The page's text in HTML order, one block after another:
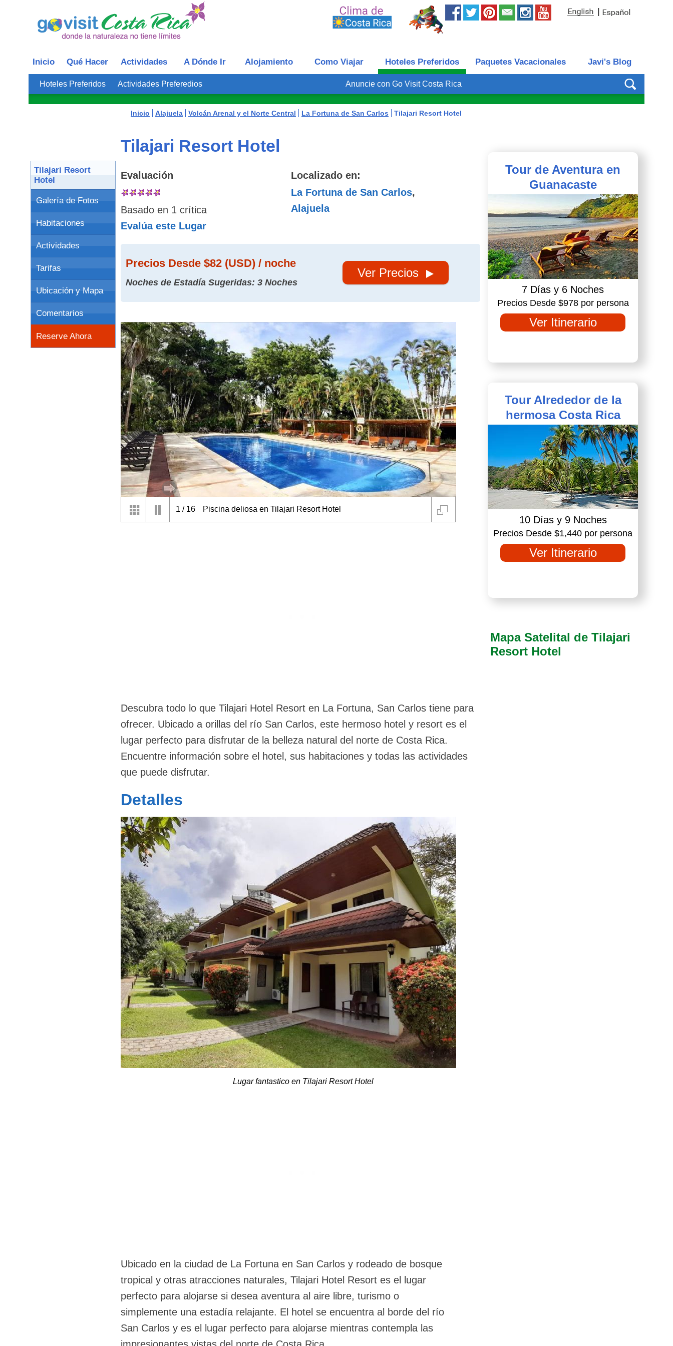
Inicio Qué Hacer Actividades A Dónde Ir Alojamiento Como Viajar Hoteles Preferidos Paquetes Vacacionales Javi's Blog
Hoteles Preferidos Actividades Preferedios Anuncie con Go Visit Costa Rica
Tilajari Resort
Hotel
Galería de Fotos
Habitaciones
Actividades
Tarifas
Ubicación y Mapa
Comentarios
Reserve Ahora
Inicio Alajuela Volcán Arenal y el Norte Central La Fortuna de San Carlos Tilajari Resort Hotel
Tilajari Resort Hotel
Evaluación
Basado en 1 crítica
Evalúa este Lugar
Localizado en:
La Fortuna de San Carlos,
Alajuela
Precios Desde $82 (USD) / noche
Noches de Estadía Sugeridas: 3 Noches
Ver Precios
1 / 16 Piscina deliosa en Tilajari Resort Hotel
Descubra todo lo que Tilajari Hotel Resort en La Fortuna, San Carlos tiene para
ofrecer. Ubicado a orillas del río San Carlos, este hermoso hotel y resort es el
lugar perfecto para disfrutar de la belleza natural del norte de Costa Rica.
Encuentre información sobre el hotel, sus habitaciones y todas las actividades
que puede disfrutar.
Detalles
Lugar fantastico en Tilajari Resort Hotel
Ubicado en la ciudad de La Fortuna en San Carlos y rodeado de bosque
tropical y otras atracciones naturales, Tilajari Hotel Resort es el lugar
perfecto para alojarse si desea aventura al aire libre, turismo o
simplemente una estadía relajante. El hotel se encuentra al borde del río
San Carlos y es el lugar perfecto para alojarse mientras contempla las
impresionantes vistas del norte de Costa Rica.
Tour de Aventura en
Guanacaste
7 Días y 6 Noches
Precios Desde $978 por persona
Ver Itinerario
Tour Alrededor de la
hermosa Costa Rica
10 Días y 9 Noches
Precios Desde $1,440 por persona
Ver Itinerario
Mapa Satelital de Tilajari
Resort Hotel